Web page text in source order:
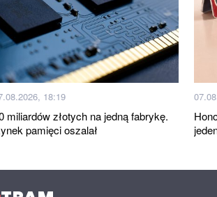
18:19
miliardów złotych na jedną fabrykę.
pamięci oszalał